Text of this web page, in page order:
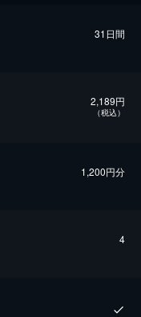
31日間
2,189円
（税込）
1,200円分
4